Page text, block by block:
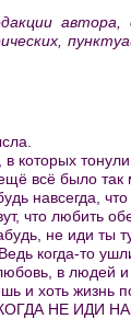
которых
всё было так
навсегда,
что любить
не иди ты
когда-то
в людей и
и хоть жизнь
НЕ ИДИ